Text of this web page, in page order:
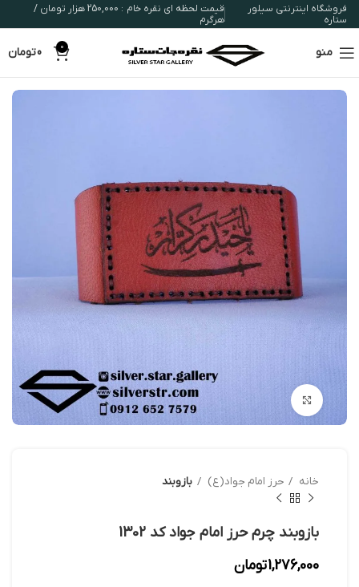
فروشگاه اینترنتی سیلور
ستاره
قیمت لحظه ای نقره خام : 250,000 هزار تومان /
هرگرم
منو 0
0تومان
بزرگنمایی تصویر
خانه حرز امام جواد(ع) بازوبند
بازوبند چرم حرز امام جواد کد 1302
1,276,000تومان